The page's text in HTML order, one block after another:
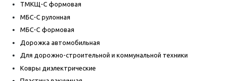
ТМКЩ-С формовая
МБС-С рулонная
МБС-С формовая
Дорожка автомобильная
Для дорожно-строительной и коммунальной техники
Ковры диэлектрические